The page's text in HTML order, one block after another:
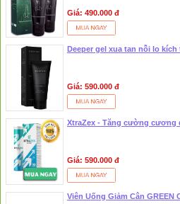
Giá: 490.000 đ
Deeper gel xua tan nỗi lo
Giá: 590.000 đ
XtraZex - Tăng cường cương
Giá: 590.000 đ
Viên Uống Giảm Cân GREEN